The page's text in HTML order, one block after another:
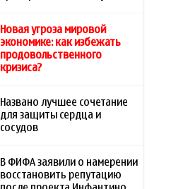
Новая угроза мировой
экономике: как избежать
продовольственного
кризиса?
Названо лучшее сочетание
для защиты сердца и
сосудов
В ФИФА заявили о намерении
восстановить репутацию